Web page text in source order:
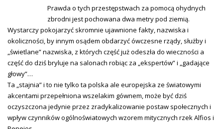
Prawda o tych przestępstwach za pomocą ohydnych
zbrodni jest pochowana dwa metry pod ziemią.
Wystarczy pokojarzyć skromnie ujawnione fakty, nazwiska i
okoliczności, by innym osądem obdarzyć ówczesne rządy, służby i
„świetlane” nazwiska, z których część już odeszła do wieczności a
część do dziś bryluje na salonach robiąc za „ekspertów” i „gadające
głowy”…
Ta „stajnia” i to nie tylko ta polska ale europejska ze światowymi
akcentami przepełniona wszelakim gównem, może być dziś
oczyszczona jedynie przez zradykalizowanie postaw społecznych i
wpływ czynników ogólnoświatowych wzorem mitycznych rzek Alfios i